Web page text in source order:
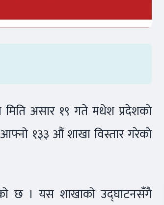
असार १९ गते मधेश प्रदेशको
आफ्नो १३३ औँ शाखा विस्तार गरेको
छ । यस शाखाको उद्घाटनसँगै